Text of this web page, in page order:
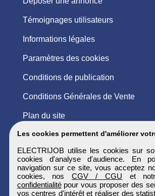
Les cookies permettent d'améliorer
ELECTRIJOB utilise les cookies sur
cookies d'analyse d'audience. En
navigation sur ce site, vous acceptez
cookies, nos CGV / CGU et
confidentialitépour vous proposer des
vos centres d'intérêt et réaliser des
Témoignages utilisateurs
Informations légales
Paramètres des cookies
Conditions de publication
Conditions Générales de Vente
Plan du site